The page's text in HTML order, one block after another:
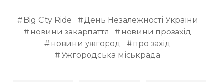
Big City Ride
День Незалежності України
новини закарпаття
новини прозахід
новини ужгород
про захід
Ужгородська міськрада